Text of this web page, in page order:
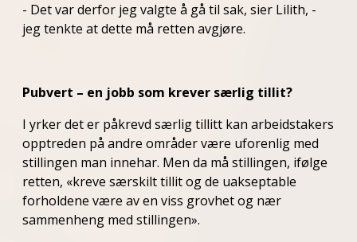
- Det var derfor jeg valgte å gå til sak, sier Lilith, -
jeg tenkte at dette må retten avgjøre.
Pubvert – en jobb som krever særlig tillit?
I yrker det er påkrevd særlig tillitt kan arbeidstakers
opptreden på andre områder være uforenlig med
stillingen man innehar. Men da må stillingen, ifølge
retten, «kreve særskilt tillit og de uakseptable
forholdene være av en viss grovhet og nær
sammenheng med stillingen».